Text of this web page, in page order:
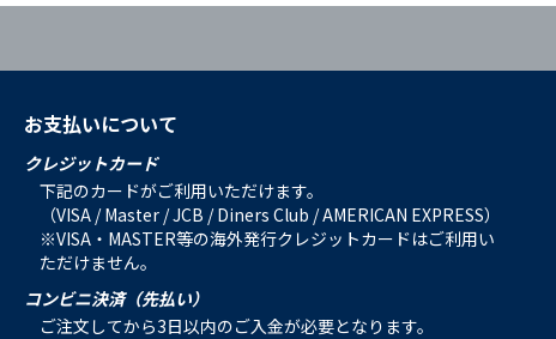
お支払いについて
クレジットカード
下記のカードがご利用いただけます。
（VISA / Master / JCB / Diners Club / AMERICAN EXPRESS）
※VISA・MASTER等の海外発行クレジットカードはご利用い
ただけません。
コンビニ決済（先払い）
ご注文してから3日以内のご入金が必要となります。